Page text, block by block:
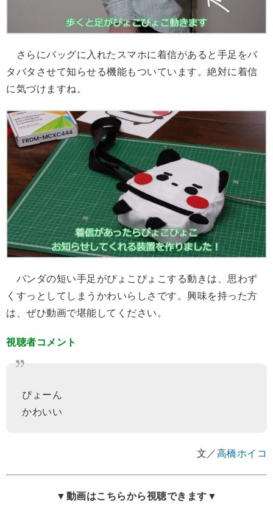
さらにバッグに入れたスマホに着信があると手足をバ
タバタさせて知らせる機能もついています。絶対に着信
に気づけますね。
パンダの短い手足がぴょこぴょこする動きは、思わず
くすっとしてしまうかわいらしさです。興味を持った方
は、ぜひ動画で堪能してください。
視聴者コメント
ぴょーん
かわいい
文／高橋ホイコ
▼動画はこちらから視聴できます▼